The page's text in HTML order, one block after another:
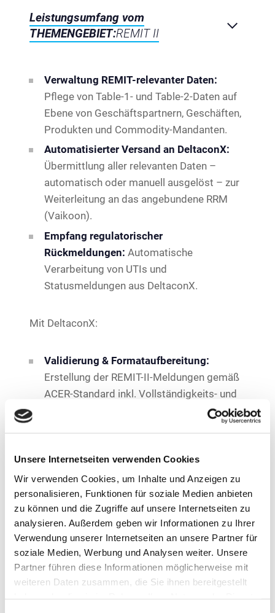
Unsere Internetseiten verwenden Cookies
Wir verwenden Cookies, um Inhalte und Anzeigen zu
personalisieren, Funktionen für soziale Medien anbieten
zu können und die Zugriffe auf unsere Internetseiten zu
analysieren. Außerdem geben wir Informationen zu Ihrer
Verwendung unserer Internetseiten an unsere Partner für
soziale Medien, Werbung und Analysen weiter. Unsere
Partner führen diese Informationen möglicherweise mit
weiteren Daten zusammen, die Sie ihnen bereitgestellt
Leistungsumfang vom
THEMENGEBIET:REMIT II
Verwaltung REMIT-relevanter Daten:
Pflege von Table-1- und Table-2-Daten auf
Ebene von Geschäftspartnern, Geschäften,
Produkten und Commodity-Mandanten.
Automatisierter Versand an DeltaconX:
Übermittlung aller relevanten Daten –
automatisch oder manuell ausgelöst – zur
Weiterleitung an das angebundene RRM
(Vaikoon).
Empfang regulatorischer
Rückmeldungen: Automatische
Verarbeitung von UTIs und
Statusmeldungen aus DeltaconX.
Mit DeltaconX:
Validierung & Formataufbereitung:
Erstellung der REMIT-II-Meldungen gemäß
ACER-Standard inkl. Vollständigkeits- und
Lebenszyklus-Updates &
Handelsupdates, Delegationsreports und
manuelle Ergänzungen via Eingabemaske
oder Excel-Upload.
Revisionssichere Protokollierung:
Vollständiges Logging aller übertragenen
Daten und Statusrückmeldungen zur
Nachvollziehbarkeit im Prüfungsfall.